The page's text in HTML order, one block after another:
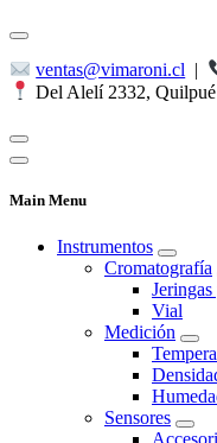
ventas@vimaroni.cl |
Del Alelí 2332, Quilpué
Main Menu
Instrumentos
Cromatografía
Vial
Medición
Sensores